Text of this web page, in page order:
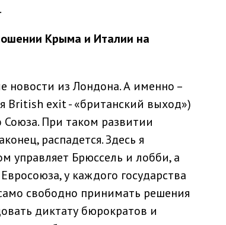
Крыма и Италии на
новости из Лондона. А именно –
British exit - «британский выход»)
Союза. При таком развитии
распадется. Здесь я
Брюссель и лобби, а
у каждого государства
свободно принимать решения
диктату бюрократов и